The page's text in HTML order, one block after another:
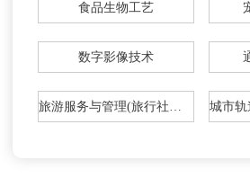
食品生物工艺
数字影像技术
旅游服务与管理(旅行社导游、旅行社计调)